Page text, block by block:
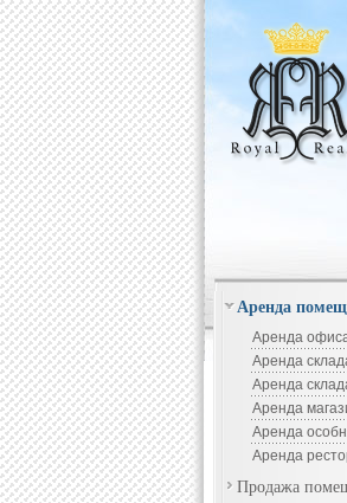
Аренда
Аренда
Аренда
Аренда
Аренда
Аренда
Аренда
Продажа